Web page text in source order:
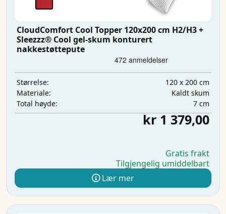
CloudComfort Cool Topper 120x200 cm H2/H3 +
Sleezzz® Cool gel-skum konturert
nakkestøttepute
Størrelse:
120 x 200 cm
Materiale:
Kaldt skum
Total høyde:
7 cm
kr 1 379,00
Gratis frakt
Tilgjengelig umiddelbart
Lær mer